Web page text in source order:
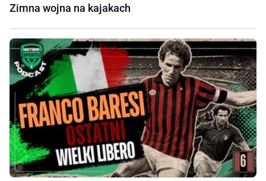
Zimna wojna na kajakach